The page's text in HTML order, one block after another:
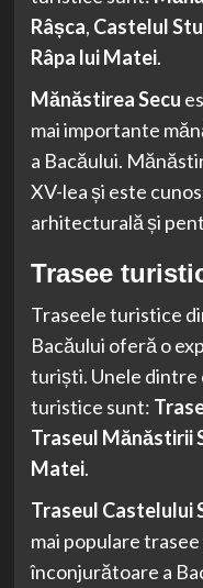
Râșca, Castelul
Râpa lui Matei.
Mănăstirea Secu
mai importante
a Bacăului.
XV-lea și este
arhitecturală și
Trasee
Traseele turistice
Bacăului oferă o
turiști. Unele dintre
turistice sunt:
Traseul Mănăstirii
Matei.
Traseul Castelului
mai populare
înconjurătoare a